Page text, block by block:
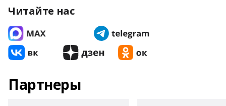
Читайте нас
Партнеры